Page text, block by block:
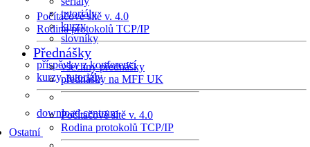
Počítačové sítě v. 4.0
Rodina protokolů TCP/IP
příspěvky z konferencí
kurzy, tutoriály
download centrum
Ostatní
tutoriály
kurzy
slovníky
Přednášky
všechny přednášky
přednášky na MFF UK
Počítačové sítě v. 4.0
Rodina protokolů TCP/IP